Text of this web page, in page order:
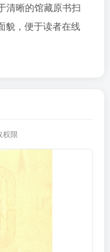
清晰的馆藏原书扫
貌，便于读者在线
权限